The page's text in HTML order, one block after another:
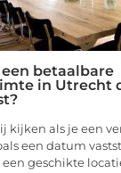
betaalbare
in Utrecht
kijken als je een
een datum
geschikte